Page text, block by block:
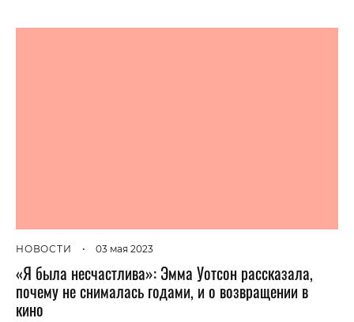
НОВОСТИ • 03 мая 2023
«Я была несчастлива»: Эмма Уотсон рассказала,
почему не снималась годами, и о возвращении в
кино